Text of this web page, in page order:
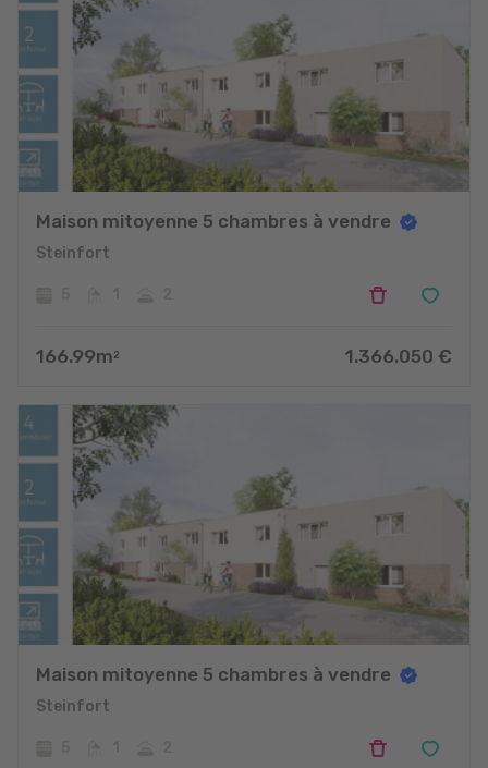
Maison mitoyenne 5 chambres à vendre
Steinfort
166.99m 2 1.366.050 €
Maison mitoyenne 5 chambres à vendre
Steinfort